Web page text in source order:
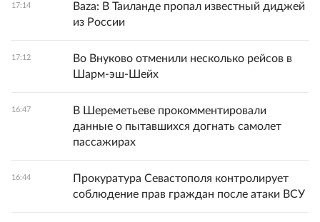
17:14
Baza: В Таиланде пропал известный диджей
из России
17:12
Во Внуково отменили несколько рейсов в
Шарм-эш-Шейх
16:47
В Шереметьеве прокомментировали
данные о пытавшихся догнать самолет
пассажирах
16:44
Прокуратура Севастополя контролирует
соблюдение прав граждан после атаки ВСУ